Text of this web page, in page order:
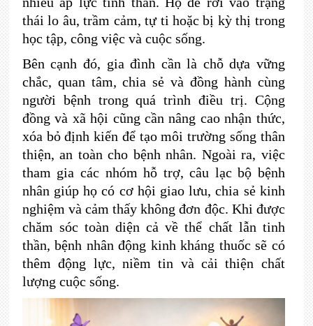
thái lo âu, trầm cảm, tự ti hoặc bị kỳ thị trong
học tập, công việc và cuộc sống.
Bên cạnh đó, gia đình cần là chỗ dựa vững
chắc, quan tâm, chia sẻ và đồng hành cùng
người bệnh trong quá trình điều trị. Cộng
đồng và xã hội cũng cần nâng cao nhận thức,
xóa bỏ định kiến để tạo môi trường sống thân
thiện, an toàn cho bệnh nhân. Ngoài ra, việc
tham gia các nhóm hỗ trợ, câu lạc bộ bệnh
nhân giúp họ có cơ hội giao lưu, chia sẻ kinh
nghiệm và cảm thấy không đơn độc. Khi được
chăm sóc toàn diện cả về thể chất lẫn tinh
thần, bệnh nhân động kinh kháng thuốc sẽ có
thêm động lực, niềm tin và cải thiện chất
lượng cuộc sống.